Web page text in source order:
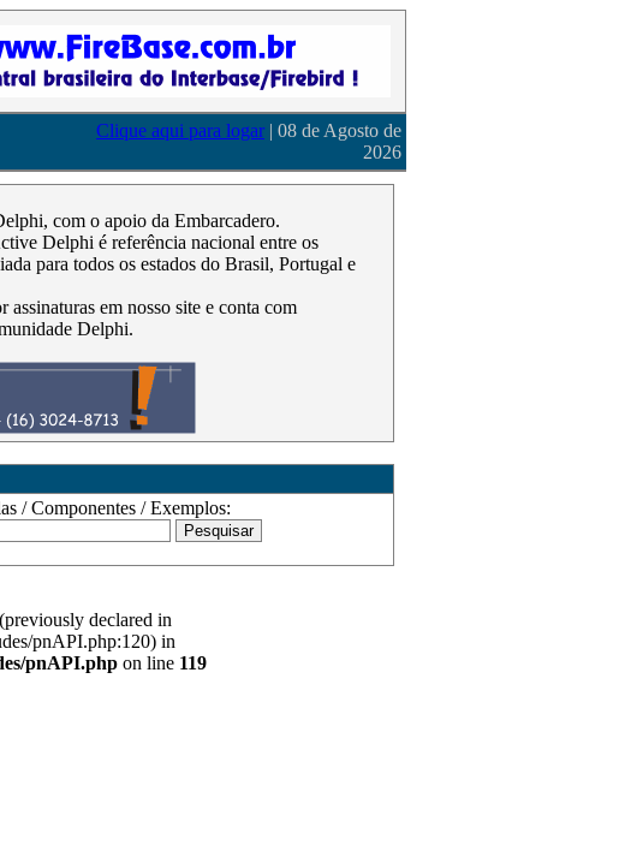
Clique aqui para logar | 08 de Agosto de
2026
com o apoio da Embarcadero.
Delphi é referência nacional entre os
para todos os estados do Brasil, Portugal e
em nosso site e conta com
Delphi.
/ Componentes / Exemplos:
declared in
pnAPI.php:120) in
pnAPI.phpon line 119